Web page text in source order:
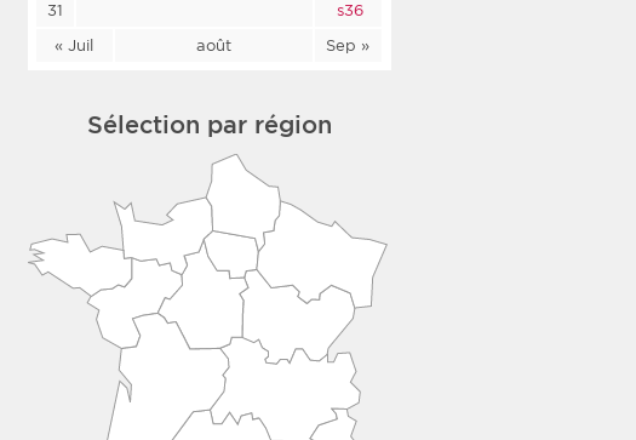
« Juil août Sep »
31
s36
Sélection par région